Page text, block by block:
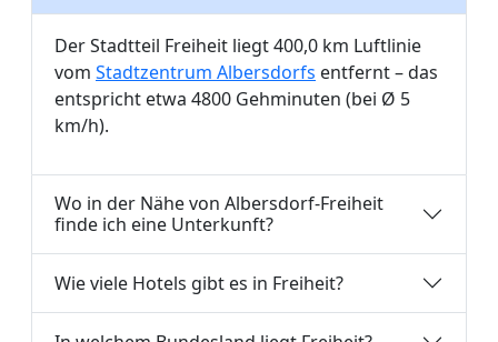
Der Stadtteil Freiheit liegt 400,0 km Luftlinie
vom Stadtzentrum Albersdorfs entfernt – das
entspricht etwa 4800 Gehminuten (bei Ø 5
km/h).
Wo in der Nähe von Albersdorf-Freiheit
finde ich eine Unterkunft?
Wie viele Hotels gibt es in Freiheit?